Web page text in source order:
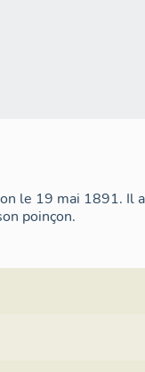
le 19 mai 1891. Il
poinçon.